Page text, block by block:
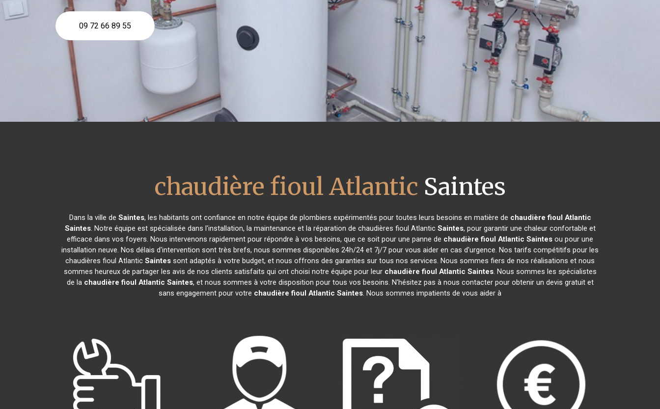
09 72 66 89 55
chaudière fioul Atlantic Saintes
Dans la ville de Saintes, les habitants ont confiance en notre équipe de plombiers expérimentés pour toutes leurs besoins en matière de chaudière fioul Atlantic
Saintes. Notre équipe est spécialisée dans l'installation, la maintenance et la réparation de chaudières fioul Atlantic Saintes, pour garantir une chaleur confortable et
efficace dans vos foyers. Nous intervenons rapidement pour répondre à vos besoins, que ce soit pour une panne de chaudière fioul Atlantic Saintes ou pour une
installation neuve. Nos délais d'intervention sont très brefs, nous sommes disponibles 24h/24 et 7j/7 pour vous aider en cas d'urgence. Nos tarifs compétitifs pour les
chaudières fioul Atlantic Saintes sont adaptés à votre budget, et nous offrons des garanties sur tous nos services. Nous sommes fiers de nos réalisations et nous
sommes heureux de partager les avis de nos clients satisfaits qui ont choisi notre équipe pour leur chaudière fioul Atlantic Saintes. Nous sommes les spécialistes
de la chaudière fioul Atlantic Saintes, et nous sommes à votre disposition pour tous vos besoins. N'hésitez pas à nous contacter pour obtenir un devis gratuit et
sans engagement pour votre chaudière fioul Atlantic Saintes. Nous sommes impatients de vous aider à